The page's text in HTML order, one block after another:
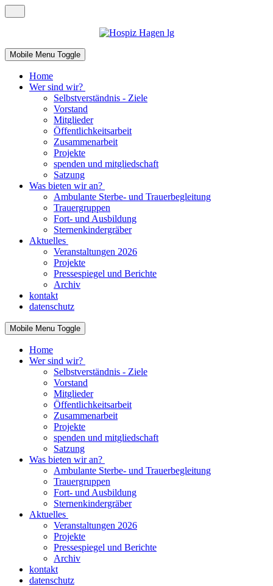
Mobile Menu Toggle
Home
Wer sind wir?
Selbstverständnis - Ziele
Vorstand
Mitglieder
Öffentlichkeitsarbeit
Zusammenarbeit
Projekte
spenden und mitgliedschaft
Satzung
Was bieten wir an?
Ambulante Sterbe- und Trauerbegleitung
Trauergruppen
Fort- und Ausbildung
Sternenkindergräber
Aktuelles
Veranstaltungen 2026
Projekte
Pressespiegel und Berichte
Archiv
kontakt
datenschutz
Mobile Menu Toggle
Home
Wer sind wir?
Selbstverständnis - Ziele
Vorstand
Mitglieder
Öffentlichkeitsarbeit
Zusammenarbeit
Projekte
spenden und mitgliedschaft
Satzung
Was bieten wir an?
Ambulante Sterbe- und Trauerbegleitung
Trauergruppen
Fort- und Ausbildung
Sternenkindergräber
Aktuelles
Veranstaltungen 2026
Projekte
Pressespiegel und Berichte
Archiv
kontakt
datenschutz